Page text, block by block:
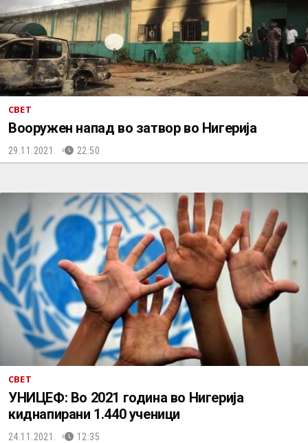
СВЕТ
Вооружен напад во затвор во Нигерија
29.11.2021. 22:50
СВЕТ
УНИЦЕФ: Во 2021 година во Нигерија
киднапирани 1.440 ученици
24.11.2021. 12:35